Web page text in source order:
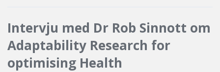
Intervju med Dr Rob Sinnott om
Adaptability Research for
optimising Health